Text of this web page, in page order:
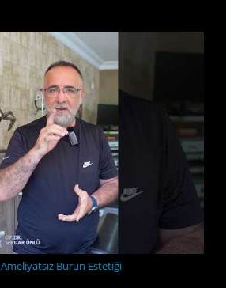
Ameliyatsız Burun Estetiği